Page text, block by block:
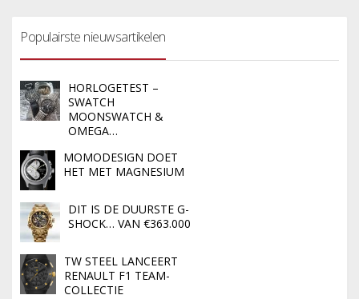
Populairste nieuwsartikelen
HORLOGETEST –
SWATCH
MOONSWATCH &
OMEGA…
MOMODESIGN DOET
HET MET MAGNESIUM
DIT IS DE DUURSTE G-
SHOCK… VAN €363.000
TW STEEL LANCEERT
RENAULT F1 TEAM-
COLLECTIE